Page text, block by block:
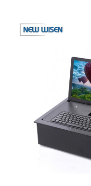
Une prise de bureau
Socket
Sockets de prise
Boîte de connexion
Socket de sortie
Socket coulissant